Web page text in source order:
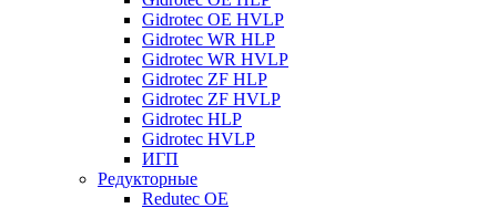
Gidrotec OE HVLP
Gidrotec WR HLP
Gidrotec WR HVLP
Gidrotec ZF HLP
Gidrotec ZF HVLP
Gidrotec HLP
Gidrotec HVLP
ИГП
Редукторные
Redutec OE